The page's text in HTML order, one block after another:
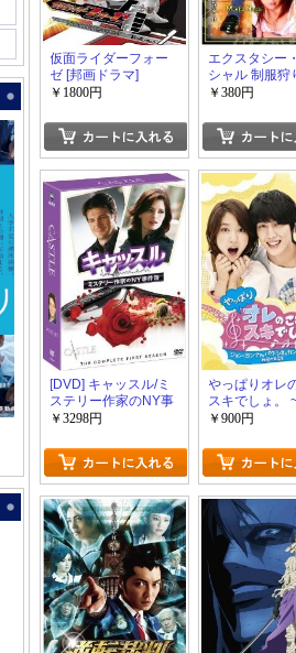
仮面ライダーフォー
ゼ [邦画ドラマ]
￥1800円
エクスタシー
シャル 制服狩
DVD]
￥380円
[DVD] キャッスル/ミ
ステリー作家のNY事
件簿 DVD-BOX シー
￥3298円
やっぱりオレ
スキでしょ。
ン・ヨンファ
￥900円